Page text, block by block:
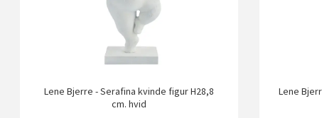
Lene Bjerre - Serafina kvinde figur H28,8
cm. hvid
Lene